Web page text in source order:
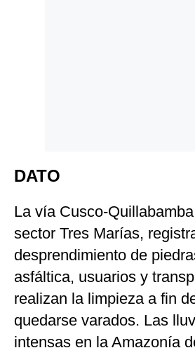
DATO
La vía Cusco-
sector Tres Marías,
desprendimiento de
asfáltica, usuarios y
realizan la limpieza a fin
quedarse varados. Las
intensas en la Amazonía